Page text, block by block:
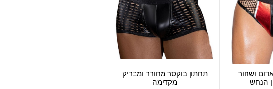
ושחור
הנחש
תחתון בוקסר מחורר ומבריק
מקדימה